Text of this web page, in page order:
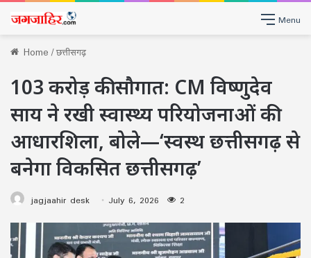
Menu
Home/छत्तीसगढ़
103 करोड़ की सौगात: CM विष्णुदेव
साय ने रखी स्वास्थ्य परियोजनाओं की
आधारशिला, बोले—‘स्वस्थ छत्तीसगढ़ से
बनेगा विकसित छत्तीसगढ़’
jagjaahir desk July 6, 2026 2